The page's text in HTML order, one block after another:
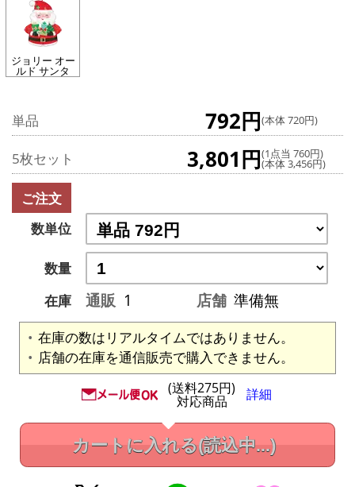
ジョリー オー
ルド サンタ
単品 792円(本体 720円)
5枚セット 3,801円(1点当 760円)
(本体 3,456円)
ご注文
数単位
数量
在庫
通販 1 店舗 準備無
在庫の数はリアルタイムではありません。
店舗の在庫を通信販売で購入できません。
(送料275円)
対応商品 詳細
カートに入れる(読込中...)